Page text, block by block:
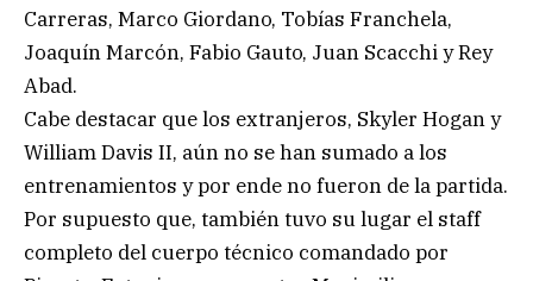
Carreras, Marco Giordano, Tobías Franchela,
Joaquín Marcón, Fabio Gauto, Juan Scacchi y Rey
Abad.
Cabe destacar que los extranjeros, Skyler Hogan y
William Davis II, aún no se han sumado a los
entrenamientos y por ende no fueron de la partida.
Por supuesto que, también tuvo su lugar el staff
completo del cuerpo técnico comandado por